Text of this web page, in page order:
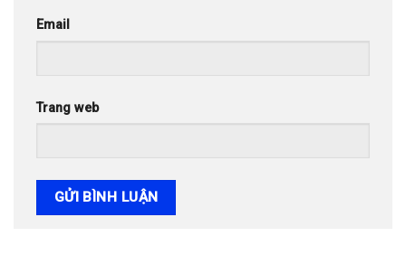
Email
Trang web